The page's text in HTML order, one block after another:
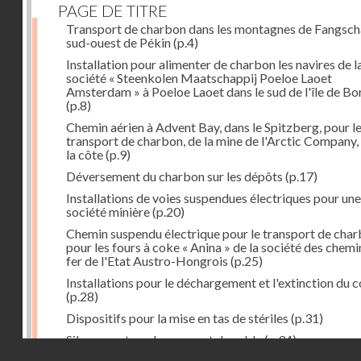
PAGE DE TITRE
Transport de charbon dans les montagnes de
sud-ouest de Pékin(p.4)
Installation pour alimenter de charbon les navires de
société « Steenkolen Maatschappij Poeloe Laoet
Amsterdam » à Poeloe Laoet dans le sud de l'île de
(p.8)
Chemin aérien à Advent Bay, dans le Spitzberg, pour le
transport de charbon, de la mine de l'Arctic Company,
la côte(p.9)
Déversement du charbon sur les dépôts (p.17)
Installations de voies suspendues électriques pour une
société minière(p.20)
Chemin suspendu électrique pour le transport de
pour les fours à coke « Anina » de la société des
fer de l'Etat Austro-Hongrois (p.25)
Installations pour le déchargement et l'extinction du
(p.28)
Dispositifs pour la mise en tas de stériles (p.31)
Silo servant au chargement du sable(p.34)